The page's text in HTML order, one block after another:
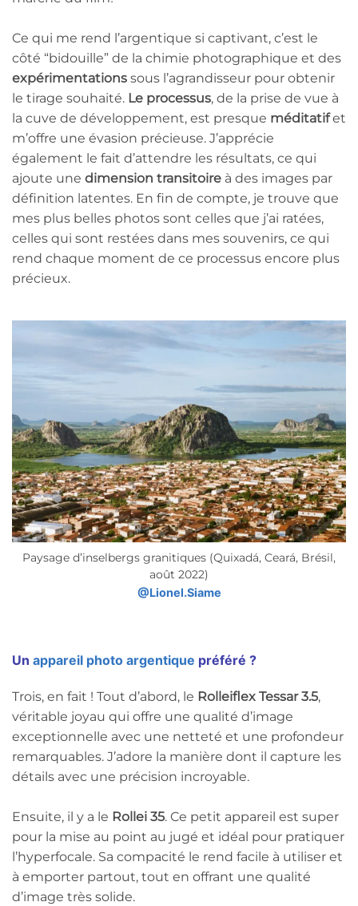
Ce qui me rend l’argentique si captivant, c’est le
côté “bidouille” de la chimie photographique et des
expérimentations sous l’agrandisseur pour obtenir
le tirage souhaité. Le processus, de la prise de vue à
la cuve de développement, est presque méditatifet
m’offre une évasion précieuse. J’apprécie
également le fait d’attendre les résultats, ce qui
ajoute une dimension transitoire à des images par
définition latentes. En fin de compte, je trouve que
mes plus belles photos sont celles que j’ai ratées,
celles qui sont restées dans mes souvenirs, ce qui
rend chaque moment de ce processus encore plus
précieux.
Paysage d’inselbergs granitiques (Quixadá, Ceará, Brésil,
août 2022)
@Lionel.Siame
Un appareil photo argentique préféré ?
Trois, en fait ! Tout d’abord, le Rolleiflex Tessar 3.5,
véritable joyau qui offre une qualité d’image
exceptionnelle avec une netteté et une profondeur
remarquables. J’adore la manière dont il capture les
détails avec une précision incroyable.
Ensuite, il y a le Rollei 35. Ce petit appareil est super
pour la mise au point au jugé et idéal pour pratiquer
l’hyperfocale. Sa compacité le rend facile à utiliser et
à emporter partout, tout en offrant une qualité
d’image très solide.